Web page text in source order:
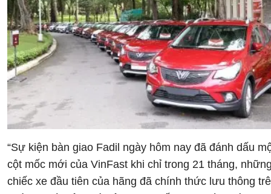
“Sự kiện bàn giao Fadil ngày hôm nay đã đánh dấu
cột mốc mới của VinFast khi chỉ trong 21 tháng,
chiếc xe đầu tiên của hãng đã chính thức lưu thông